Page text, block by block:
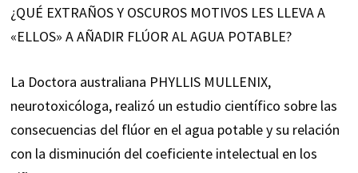
¿QUÉ EXTRAÑOS Y OSCUROS MOTIVOS LES LLEVA A
«ELLOS» A AÑADIR FLÚOR AL AGUA POTABLE?
La Doctora australiana PHYLLIS MULLENIX,
neurotoxicóloga, realizó un estudio científico sobre las
consecuencias del flúor en el agua potable y su relación
con la disminución del coeficiente intelectual en los